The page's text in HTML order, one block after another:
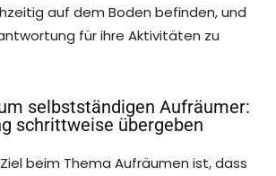
auf dem Boden befinden, und
für ihre Aktivitäten zu
selbstständigen Aufräumer:
schrittweise übergeben
beim Thema Aufräumen ist, dass